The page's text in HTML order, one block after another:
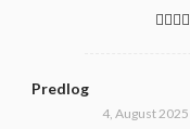
Predlog
4, August